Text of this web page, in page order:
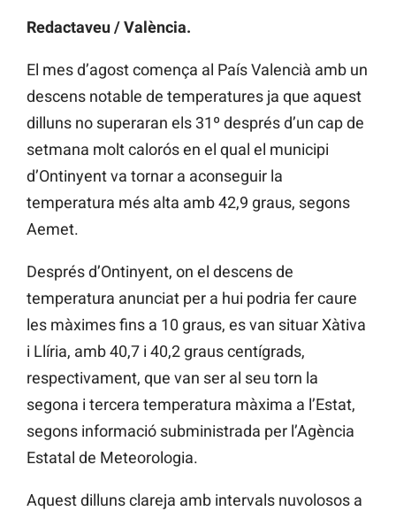
Redactaveu / València.
El mes d’agost comença al País Valencià amb un
descens notable de temperatures ja que aquest
dilluns no superaran els 31º després d’un cap de
setmana molt calorós en el qual el municipi
d’Ontinyent va tornar a aconseguir la
temperatura més alta amb 42,9 graus, segons
Aemet.
Després d’Ontinyent, on el descens de
temperatura anunciat per a hui podria fer caure
les màximes fins a 10 graus, es van situar Xàtiva
i Llíria, amb 40,7 i 40,2 graus centígrads,
respectivament, que van ser al seu torn la
segona i tercera temperatura màxima a l’Estat,
segons informació subministrada per l’Agència
Estatal de Meteorologia.
Aquest dilluns clareja amb intervals nuvolosos a